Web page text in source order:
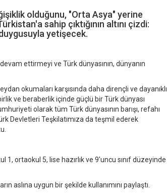
olduğunu, "Orta Asya" yerine
sahip çıktığının altını çizdi:
yetişecek.
ettirmeyi ve Türk dünyasının, dünyanın
okumaları karşısında daha dirençli ve dayanıklı
ve beraberlik içinde güçlü bir Türk dünyası
olarak tüm Türk dünyasının barışı, refahı
Devletleri Teşkilatımıza da teşmil ederek
1, ortaokul 5, lise hazırlık ve 9'uncu sınıf düzeyinde
aslına uygun bir şekilde kullanımını paylaştı.